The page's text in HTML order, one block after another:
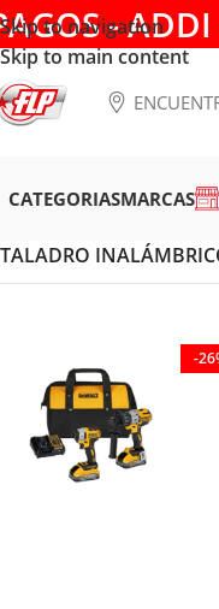
Skip to navigation
Skip to main content
-
CATEGORIASMARCAS
TALADRO
-